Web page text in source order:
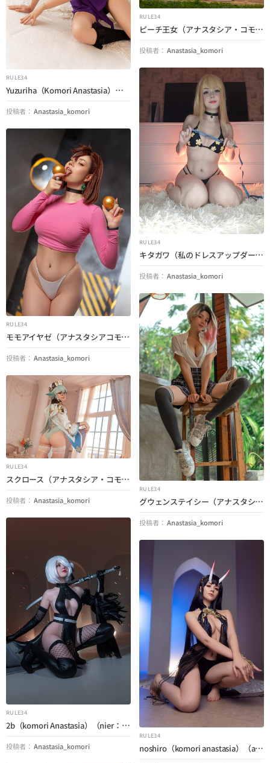
RULE34
Yuzuriha（Komori Anastasia）（地獄の楽園）
投稿者： Anastasia_komori
RULE34
ピーチ王女（アナスタシア・コモリ）（マリオ）
投稿者： Anastasia_komori
RULE34
キタガワ（私のドレスアップダーリン）（アナスタシアコモリ）
投稿者： Anastasia_komori
RULE34
モモアイヤゼ（アナスタシアコモリ）（ダンダダン）
投稿者： Anastasia_komori
RULE34
グウェンステイシー（アナスタシアコモリ）（スパイダーマン）
投稿者： Anastasia_komori
RULE34
スクロース（アナスタシア・コモリ）（ジェンシンの衝撃）
投稿者： Anastasia_komori
RULE34
2b（komori Anastasia）（nier：automata）
投稿者： Anastasia_komori
RULE34
noshiro（komori anastasia）（azur lane）